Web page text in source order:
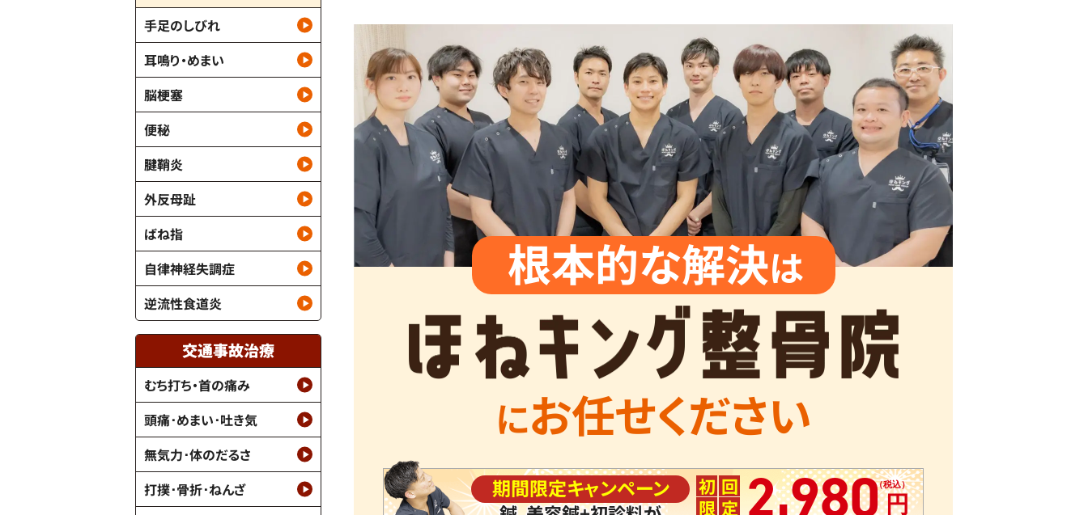
根本的な解決は
にお任せください
期間限定キャンペーン 初 回
限 定 2,980
手足のしびれ
耳鳴り・めまい
脳梗塞
便秘
腱鞘炎
外反母趾
ばね指
自律神経失調症
逆流性食道炎
交通事故治療
むち打ち・首の痛み
頭痛･めまい･吐き気
無気力･体のだるさ
打撲･骨折･ねんざ